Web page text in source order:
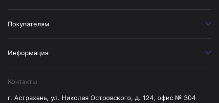
Покупателям
Информация
Контакты
г. Астрахань, ул. Николая Островского, д. 124, офис № 304